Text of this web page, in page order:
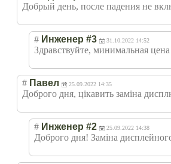
Добрый день, после падения не
# Инженер #3 31.10.2022 14:52
Здравствуйте, минимальная
# Павел 25.09.2022 14:35
Доброго дня, цікавить заміна
# Инженер #2 25.09.2022 14:38
Доброго дня! Заміна